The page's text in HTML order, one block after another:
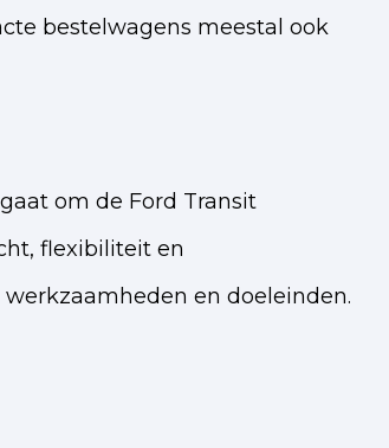
bestelwagens meestal ook
om de Ford Transit
flexibiliteit en
en doeleinden.